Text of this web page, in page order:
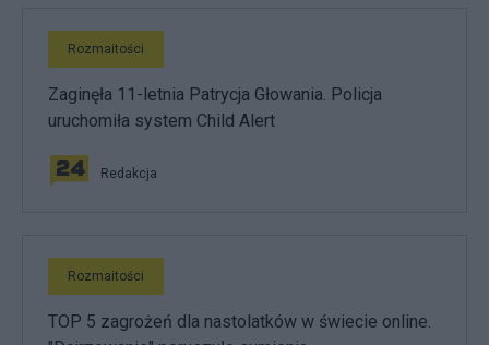
Rozmaitości
Zaginęła 11-letnia Patrycja Głowania. Policja
uruchomiła system Child Alert
Redakcja
Rozmaitości
TOP 5 zagrożeń dla nastolatków w świecie online.